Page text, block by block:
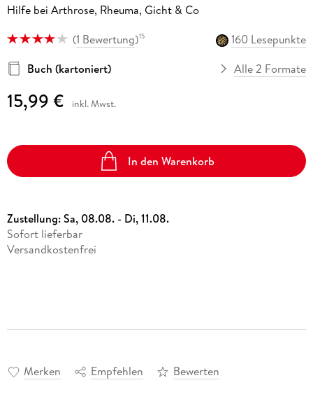
Hilfe bei Arthrose, Rheuma, Gicht & Co
(1 Bewertung)15
160 Lesepunkte
Buch (kartoniert)
Alle 2 Formate
15,99 € inkl. Mwst.
In den Warenkorb
Zustellung:Sa, 08.08. - Di, 11.08.
Sofort lieferbar
Versandkostenfrei
Merken Empfehlen Bewerten